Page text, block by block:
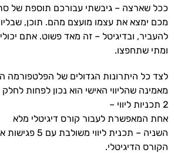
ככל שארצה – גיבשתי עבורכם תוספת של
מכם ימצא את עצמו מועצם מהם. תוכן,
להעביר, ובדיגיטל – זה מאד פשוט. אתם
ומתי שתחפצו.
לצד כל היתרונות הגדולים של הפלטפורמה
מאמינה שהליווי האישי הוא נכון לפחות
2 תכניות ליווי –
אחת המאפשרת לעבור קורס דיגיטלי מלא
השניה – תכנית
הקורס הדיגיטלי.